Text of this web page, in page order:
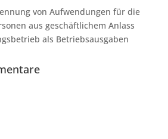
von Aufwendungen für die
aus geschäftlichem Anlass
als Betriebsausgaben